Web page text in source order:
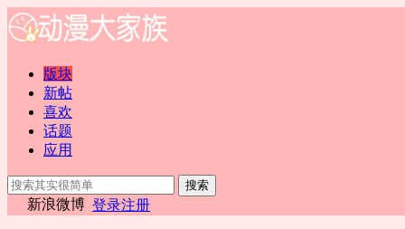
版块
新帖
喜欢
话题
应用
搜索
新浪微博 登录注册